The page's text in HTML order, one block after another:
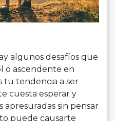
algunos desafíos que
o ascendente en
tu tendencia a ser
cuesta esperar y
apresuradas sin pensar
puede causarte